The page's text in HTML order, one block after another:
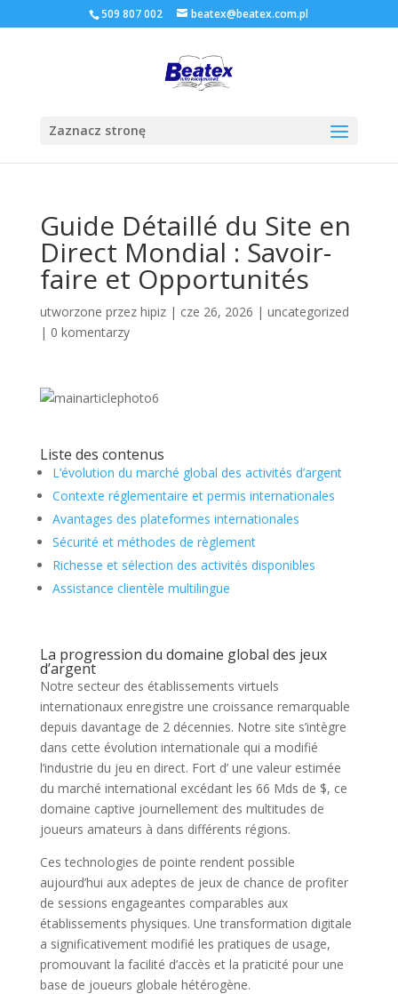
509 807 002 beatex@beatex.com.pl
Zaznacz stronę
Guide Détaillé du Site en
Direct Mondial : Savoir-
faire et Opportunités
utworzone przez hipiz| cze 26, 2026 | uncategorized
| 0 komentarzy
Liste des contenus
L’évolution du marché global des activités d’argent
Contexte réglementaire et permis internationales
Avantages des plateformes internationales
Sécurité et méthodes de règlement
Richesse et sélection des activités disponibles
Assistance clientèle multilingue
La progression du domaine global des jeux
d’argent
Notre secteur des établissements virtuels
internationaux enregistre une croissance remarquable
depuis davantage de 2 décennies. Notre site s’intègre
dans cette évolution internationale qui a modifié
l’industrie du jeu en direct. Fort d’ une valeur estimée
du marché international excédant les 66 Mds de $, ce
domaine captive journellement des multitudes de
joueurs amateurs à dans différents régions.
Ces technologies de pointe rendent possible
aujourd’hui aux adeptes de jeux de chance de profiter
de sessions engageantes comparables aux
établissements physiques. Une transformation digitale
a significativement modifié les pratiques de usage,
promouvant la facilité d’accès et la praticité pour une
base de joueurs globale hétérogène.